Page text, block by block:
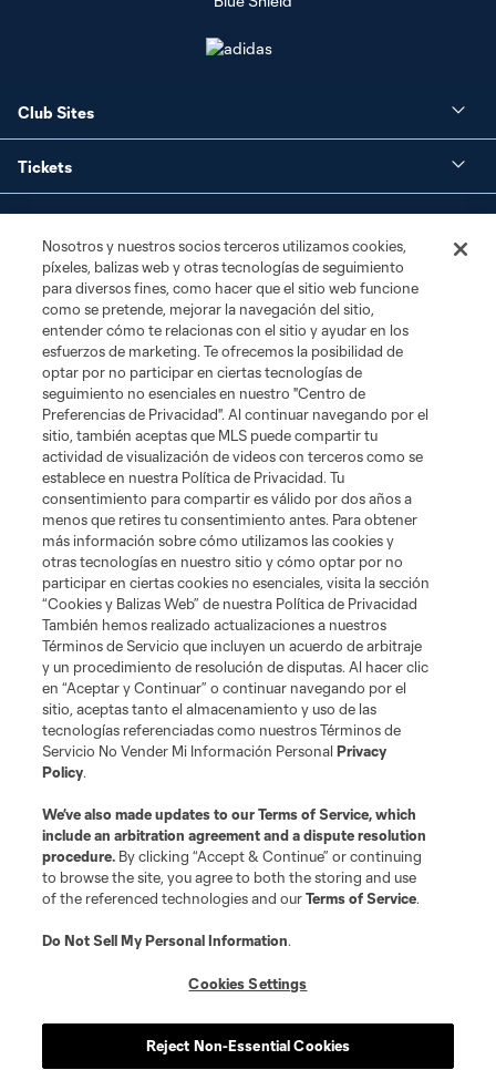
Club Sites
Tickets
Social Media
Corporate Partnerships
MLS
Legal
Terms of Service
Privacy Policy
Do Not Sell or Share My Personal Information
Cookies Settings
©2026 MLS. The Major League Soccer and MLS name and shield are
registered trademarks of Major League Soccer, L.L.C. (“MLS”). The names
and logos of MLS teams are registered and/or common law trademarks of
MLS or are used with the permission of their owners. Any unauthorized use
is forbidden.
Nosotros y nuestros socios terceros utilizamos cookies,
píxeles, balizas web y otras tecnologías de seguimiento
para diversos fines, como hacer que el sitio web funcione
como se pretende, mejorar la navegación del sitio,
entender cómo te relacionas con el sitio y ayudar en los
esfuerzos de marketing. Te ofrecemos la posibilidad de
optar por no participar en ciertas tecnologías de
seguimiento no esenciales en nuestro "Centro de
Preferencias de Privacidad". Al continuar navegando por el
sitio, también aceptas que MLS puede compartir tu
actividad de visualización de videos con terceros como se
establece en nuestra Política de Privacidad. Tu
consentimiento para compartir es válido por dos años a
menos que retires tu consentimiento antes. Para obtener
más información sobre cómo utilizamos las cookies y
otras tecnologías en nuestro sitio y cómo optar por no
participar en ciertas cookies no esenciales, visita la sección
“Cookies y Balizas Web” de nuestra Política de Privacidad
También hemos realizado actualizaciones a nuestros
Términos de Servicio que incluyen un acuerdo de arbitraje
y un procedimiento de resolución de disputas. Al hacer clic
en “Aceptar y Continuar” o continuar navegando por el
sitio, aceptas tanto el almacenamiento y uso de las
tecnologías referenciadas como nuestros Términos de
Servicio No Vender Mi Información PersonalPrivacy
Policy.
We’ve also made updates to ourTerms of Service, which
include an arbitration agreement and a dispute resolution
procedure. By clicking “Accept & Continue” or continuing
to browse the site, you agree to both the storing and use
of the referenced technologies and ourTerms of Service.
Do Not Sell My Personal Information.
Cookies Settings
Reject Non-Essential Cookies